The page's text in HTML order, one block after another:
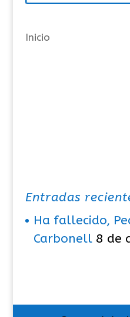
í
s
Inicio
Entradas
Ha fallecido,
Carbonell 8 de